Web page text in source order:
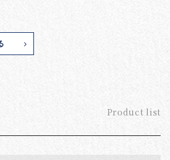
Product list